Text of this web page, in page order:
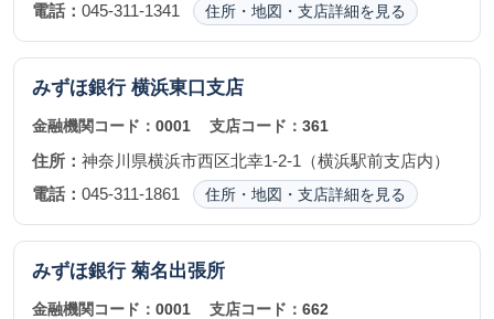
電話： 045-311-1341 住所・地図・支店詳細を見る
みずほ銀行 横浜東口支店
金融機関コード： 0001 支店コード：361
住所： 神奈川県横浜市西区北幸1-2-1（横浜駅前支店内）
電話： 045-311-1861 住所・地図・支店詳細を見る
みずほ銀行 菊名出張所
金融機関コード： 0001 支店コード：662